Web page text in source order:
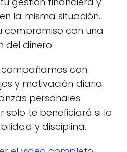
la misma situación.
compromiso con una
del dinero.
con
y motivación diaria
personales.
solo te beneficiará si lo
y disciplina.